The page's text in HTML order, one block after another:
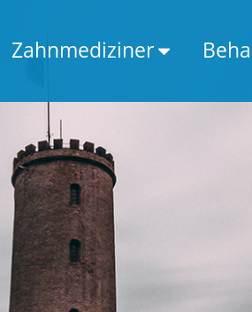
Stadt
suchen
Zahnmediziner
Zahnarzt
Oralchirurg
Kieferorthopäde
Implantologe
Endodontologe
Kinderzahnarzt
Parodontologe